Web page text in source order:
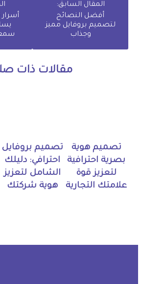
المقال السابق:
أفضل النصائح
لتصميم بروفايل مميز
وجذاب
مقالات ذات
تصميم هوية
بصرية احترافية
لتعزيز قوة
علامتك التجارية
تصميم بروفايل
احترافي: دليلك
الشامل لتعزيز
هوية شركتك